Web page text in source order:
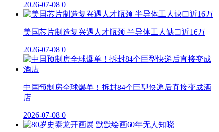
2026-07-08 0
美国芯片制造复兴遇人才瓶颈 半导体工人缺口近16万
2026-07-08 0
中国预制房全球爆单！拆封84个巨型快递后直接变成酒
店
2026-07-08 0